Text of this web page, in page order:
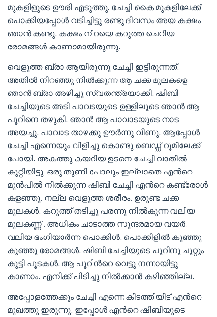
മുകളിളുടെ ഊരി എടുത്തു. ചേച്ചി കൈ മുകളിലേക്ക്
പൊക്കിയപ്പോൾ വടിച്ചിട്ടു രണ്ടു ദിവസം അയ കക്ഷം
ഞാൻ കണ്ടു. കക്ഷം നിറയെ കറുത്ത ചെറിയ
രോമങ്ങൾ കാണാമായിരുന്നു.
വെളുത്ത ബ്രാ ആയിരുന്നു ചേച്ചി ഇട്ടിരുന്നത്.
അതിൽ നിറഞ്ഞു നിൽക്കുന്ന ആ ചക്ക മുലകളെ
ഞാൻ ബ്രാ അഴിച്ചു സ്വതന്ത്രയാക്കി. ഷിബി
ചേച്ചിയുടെ അടി പാവടയുടെ ഉള്ളിലൂടെ ഞാൻ ആ
പൂറിനെ തഴുകി. ഞാൻ ആ പാവാടയുടെ നാട
അയച്ചു. പാവാട താഴക്കു ഊർന്നു വീണു. ആപ്പോൾ
ചേച്ചി എന്നെയും വിളിച്ചു കൊണ്ടു ബെഡ്ഡ് റൂമിലേക്ക്
പോയി. അകത്തു കയറിയ ഉടനെ ചേച്ചി വാതിൽ
കുറ്റിയിട്ടു. ഒരു തുണി പോലും ഇല്ലാതെ എൻറെ
മുൻപിൽ നിൽക്കുന്ന ഷിബി ചേച്ചി എൻറെ കണ്ട്രോൾ
കളഞ്ഞു. നല്ല വെളുത്ത ശരീരം. ഉരുണ്ട ചക്ക
മുലകൾ. കറുത്ത് തടിച്ചു പരന്നു നിൽകുന്ന വലിയ
മുലകണ്ണ് . അധികം ചാടാത്ത സുന്ദരമായ വയർ.
വലിയ ഭംഗിയാർന്ന പൊക്കിൾ. പൊക്കിളിൽ കുഞ്ഞു
കുഞ്ഞു രോമങ്ങൾ. ഷിബി ചേച്ചിയുടെ പൂറിനു ചുറ്റും
കുട്ടി പൂടകൾ. ആ പൂറിൻറെ വെട്ടു നന്നായിട്ടു
കാണാം. എനിക്ക് പിടിച്ചു നിൽക്കാൻ കഴിഞ്ഞില്ല.
അപ്പോളത്തേക്കും ചേച്ചി എന്നെ കിടത്തിയിട്ട് എൻറെ
മുഖത്തു ഇരുന്നു. ഇപ്പോൾ എൻറെ ഷിബിയുടെ